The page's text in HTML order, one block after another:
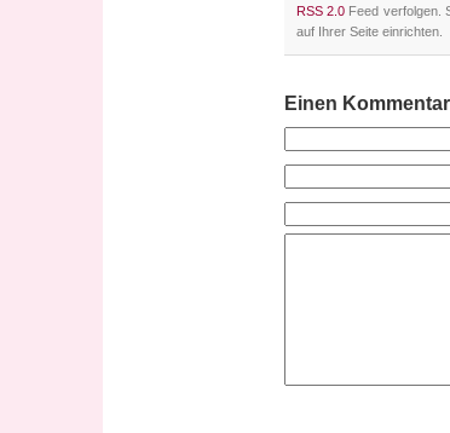
RSS 2.0 Feed verfolgen.
auf Ihrer Seite einrichten.
Einen